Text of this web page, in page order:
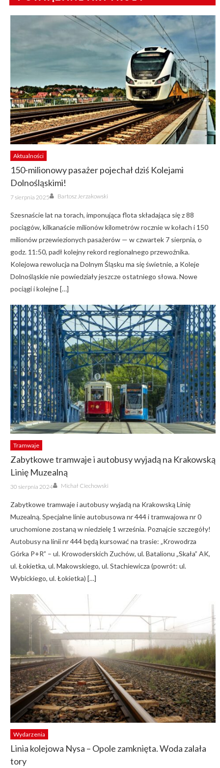
Aktualności
150-milionowy pasażer pojechał dziś Kolejami
Dolnośląskimi!
Posted
on
7 sierpnia 2025 Author
Bartosz Jerzakowski
Szesnaście lat na torach, imponująca flota składająca się z 88
pociągów, kilkanaście milionów kilometrów rocznie w kołach i 150
milionów przewiezionych pasażerów — w czwartek 7 sierpnia, o
godz. 11:50, padł kolejny rekord regionalnego przewoźnika.
Kolejowa rewolucja na Dolnym Śląsku ma się świetnie, a Koleje
Dolnośląskie nie powiedziały jeszcze ostatniego słowa. Nowe
pociągi i kolejne […]
Tramwaje
Zabytkowe tramwaje i autobusy wyjadą na Krakowską
Linię Muzealną
Posted
on
30 sierpnia 2024 Author
Michał Ciechowski
Zabytkowe tramwaje i autobusy wyjadą na Krakowską Linię
Muzealną. Specjalne linie autobusowa nr 444 i tramwajowa nr 0
uruchomione zostaną w niedzielę 1 września. Poznajcie szczegóły!
Autobusy na linii nr 444 będą kursować na trasie: „Krowodrza
Górka P+R” – ul. Krowoderskich Zuchów, ul. Batalionu „Skała” AK,
ul. Łokietka, ul. Makowskiego, ul. Stachiewicza (powrót: ul.
Wybickiego, ul. Łokietka) […]
Wydarzenia
Linia kolejowa Nysa – Opole zamknięta. Woda zalała
tory